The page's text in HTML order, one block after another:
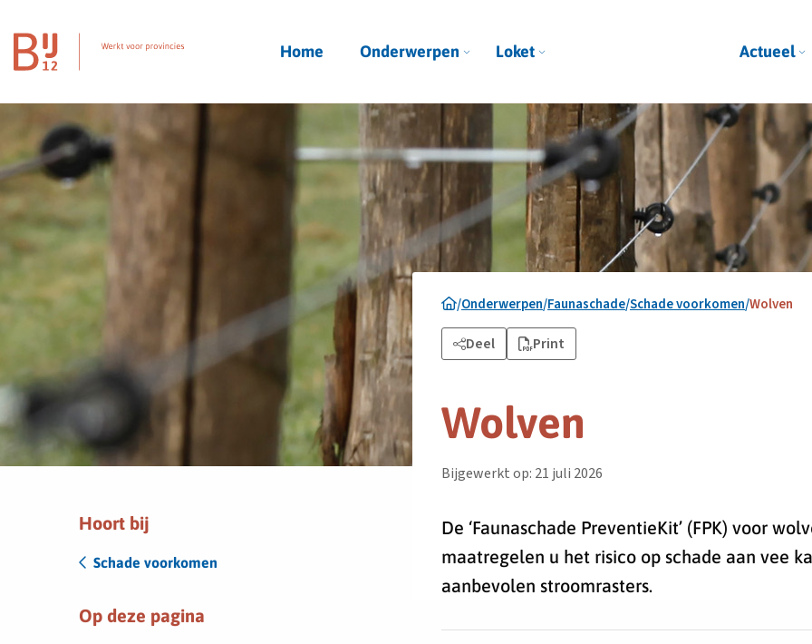
Homepagina
Home Onderwerpen Loket Actueel
Hoort bij
Schade voorkomen
Op deze pagina
/Onderwerpen/Faunaschade/Schade voorkomen/Wolven
Deel Print
Wolven
Bijgewerkt op: 21 juli 2026
De ‘Faunaschade PreventieKit’ (FPK) voor
maatregelen u het risico op schade aan vee
aanbevolen stroomrasters.